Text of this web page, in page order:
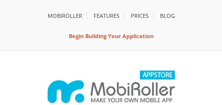
MOBIROLLER FEATURES PRİCES BLOG
Begin Building Your Application